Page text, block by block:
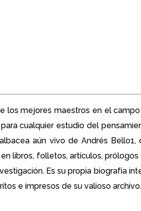
los mejores maestros en el
cualquier estudio del
aún vivo de Andrés
libros, folletos, artículos,
Es su propia biografía
e impresos de su valioso